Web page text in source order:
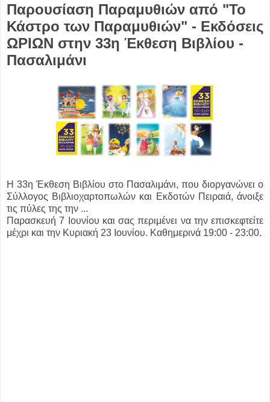
Παρουσίαση Παραμυθιών από "Το
Κάστρο των Παραμυθιών" - Εκδόσεις
ΩΡΙΩΝ στην 33η Έκθεση Βιβλίου -
Πασαλιμάνι
Η 33η Έκθεση Βιβλίου στο Πασαλιμάνι, που διοργανώνει ο
Σύλλογος Βιβλιοχαρτοπωλών και Εκδοτών Πειραιά, άνοιξε
τις πύλες της την ...
Παρασκευή 7 Ιουνίου και σας περιμένει να την επισκεφτείτε
μέχρι και την Κυριακή 23 Ιουνίου. Καθημερινά 19:00 - 23:00.